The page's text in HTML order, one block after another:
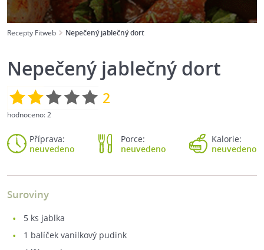
Recepty Fitweb Nepečený jablečný dort
Nepečený jablečný dort
2
hodnoceno:2
Příprava:
neuvedeno
Porce:
neuvedeno
Kalorie:
neuvedeno
Suroviny
5 ks jablka
1 balíček vanilkový pudink